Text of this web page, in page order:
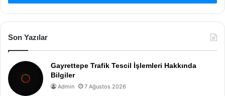
Son Yazılar
Gayrettepe Trafik Tescil İşlemleri Hakkında
Bilgiler
Admin 7 Ağustos 2026